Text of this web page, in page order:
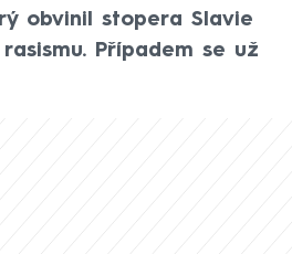
obvinil stopera Slavie
Případem se už